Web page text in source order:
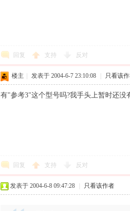
回复 支持 反对
楼主 发表于 2004-6-7 23:10:08 只看该
有"参考3"这个型号吗?我手头上暂时还没
回复 支持 反对
发表于 2004-6-8 09:47:28 只看该作者